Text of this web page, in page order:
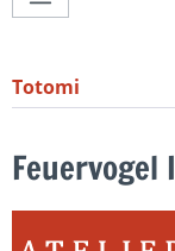
Totomi
Feuervogel I